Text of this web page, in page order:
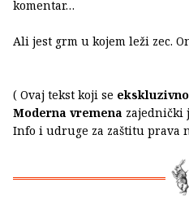
komentar…
Ali jest grm u kojem leži zec.
( Ovaj tekst koji se
Moderna vremena zajednički
Info i udruge za zaštitu prava